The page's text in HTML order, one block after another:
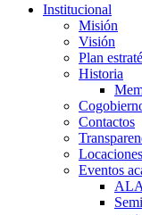
Institucional
Misión
Visión
Plan
Historia
Contactos
Locaciones
Eventos